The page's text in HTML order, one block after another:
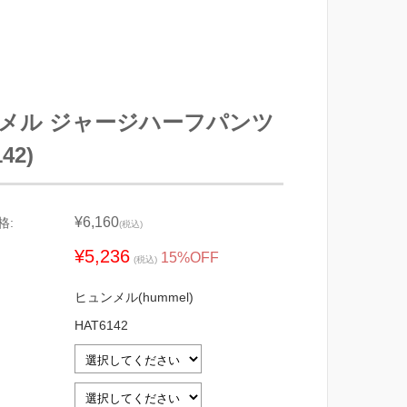
ル ジャージハーフパンツ
: ¥6,160(税込)
¥5,236 (税込) 15%OFF
ヒュンメル(hummel)
HAT6142